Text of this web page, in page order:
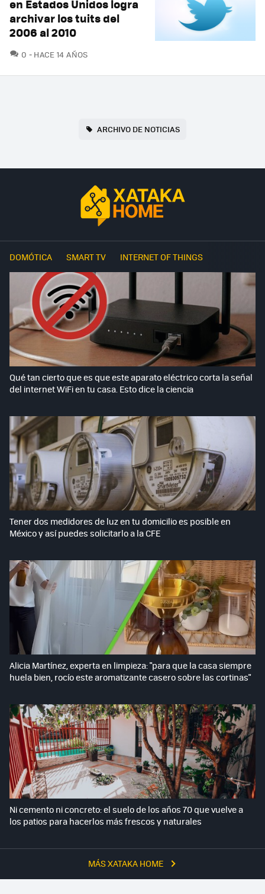
en Estados Unidos logra
archivar los tuits del
2006 al 2010
0 COMENTARIOS
HACE 14 AÑOS
ARCHIVO DE NOTICIAS
DOMÓTICA SMART TV INTERNET OF THINGS
MÁS XATAKA HOME
Qué tan cierto que es que este aparato eléctrico corta la señal
del internet WiFi en tu casa. Esto dice la ciencia
Tener dos medidores de luz en tu domicilio es posible en
México y así puedes solicitarlo a la CFE
Alicia Martínez, experta en limpieza: "para que la casa siempre
huela bien, rocío este aromatizante casero sobre las cortinas"
Ni cemento ni concreto: el suelo de los años 70 que vuelve a
los patios para hacerlos más frescos y naturales